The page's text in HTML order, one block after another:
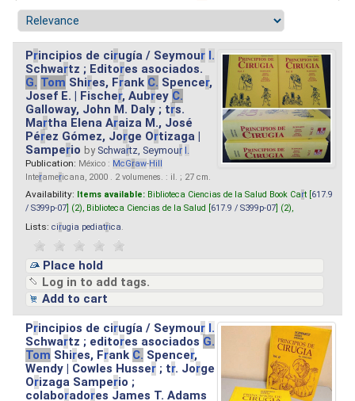
Principios de cirugía / Seymour I.
Schwartz ; Editores asociados.
G. Tom Shires, Frank C. Spencer,
Josef E. | Fischer, Aubrey C.
Galloway, John M. Daly ; trs.
Martha Elena Araiza M., José
Pérez Gómez, Jorge Ortizaga |
Samperio by Schwartz, Seymour I.
Publication: México : McGraw-Hill
Interamericana, 2000 . 2 volumenes. : il. ; 27 cm.
Availability: Items available: Biblioteca Ciencias de la Salud Book Cart [ 617.9
/ S399p-07 ] (2), Biblioteca Ciencias de la Salud [ 617.9 / S399p-07 ] (2),
Lists: cirugia pediatrica
Place hold
Log in to add tags.
Add to cart
Principios de cirugía / Seymour I.
Schwartz ; editores asociados G.
Tom Shires, Frank C. Spencer,
Wendy | Cowles Husser ; tr. Jorge
Orizaga Samperio ;
colaboradores James T. Adams